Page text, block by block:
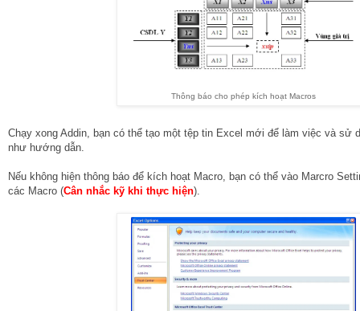
Thông báo cho phép kích hoạt Macros
Chạy xong Addin, bạn có thể tạo một tệp tin Excel mới để làm việc và sử
như hướng dẫn.
Nếu không hiện thông báo để kích hoạt Macro, bạn có thể vào Marcro
các Macro (Cân nhắc kỹ khi thực hiện).